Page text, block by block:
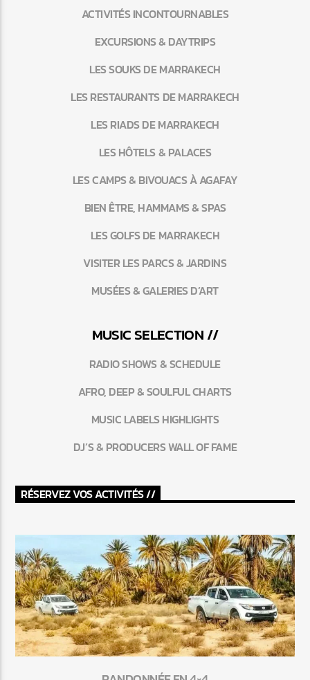
ACTIVITÉS INCONTOURNABLES
EXCURSIONS & DAYTRIPS
LES SOUKS DE MARRAKECH
LES RESTAURANTS DE MARRAKECH
LES RIADS DE MARRAKECH
LES HÔTELS & PALACES
LES CAMPS & BIVOUACS À AGAFAY
BIEN ÊTRE, HAMMAMS & SPAS
LES GOLFS DE MARRAKECH
VISITER LES PARCS & JARDINS
MUSÉES & GALERIES D’ART
MUSIC SELECTION //
RADIO SHOWS & SCHEDULE
AFRO, DEEP & SOULFUL CHARTS
MUSIC LABELS HIGHLIGHTS
DJ’S & PRODUCERS WALL OF FAME
RÉSERVEZ VOS ACTIVITÉS //